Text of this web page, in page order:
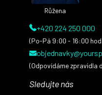
Růžena
+420 224 250 000
(Po-Pá 9:00 - 16:00
(Odpovídáme zpravidla
Sledujte nás